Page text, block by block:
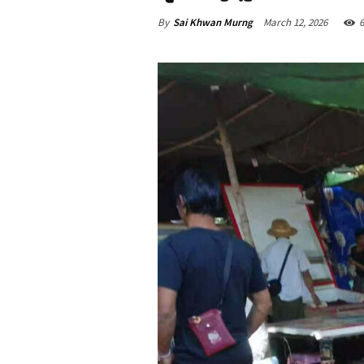
By Sai Khwan Murng March 12, 2026